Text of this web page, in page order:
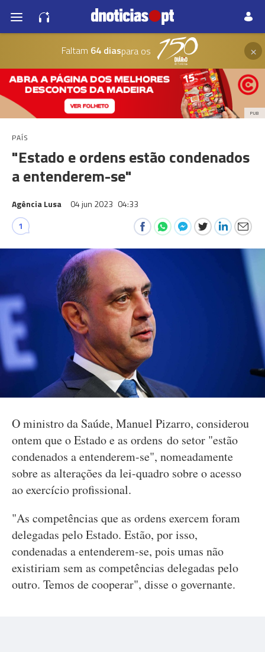
Faltam 64 diaspara os ×
PUB
PAÍS
"Estado e ordens estão condenados
a entenderem-se"
Agência Lusa 04 jun 2023 04:33
1
O ministro da Saúde, Manuel Pizarro, considerou
ontem que o Estado e as ordens do setor "estão
condenados a entenderem-se", nomeadamente
sobre as alterações da lei-quadro sobre o acesso
ao exercício profissional.
"As competências que as ordens exercem foram
delegadas pelo Estado. Estão, por isso,
condenadas a entenderem-se, pois umas não
existiriam sem as competências delegadas pelo
outro. Temos de cooperar", disse o governante.